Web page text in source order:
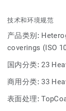
技术和环境规范
产品类别:
coverings (ISO
国内分类:23
商用分类:33
表面处理: